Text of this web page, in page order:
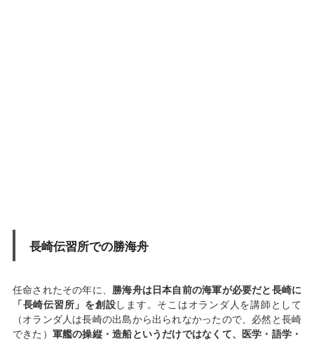
長崎伝習所での勝海舟
任命されたその年に、 勝海舟は日本自前の海軍が必要だと長崎に
「長崎伝習所」を創設します。そこはオランダ人を講師として
（オランダ人は長崎の出島から出られなかったので、必然と長崎
できた） 軍艦の操縦・造船というだけではなくて、医学・語学・